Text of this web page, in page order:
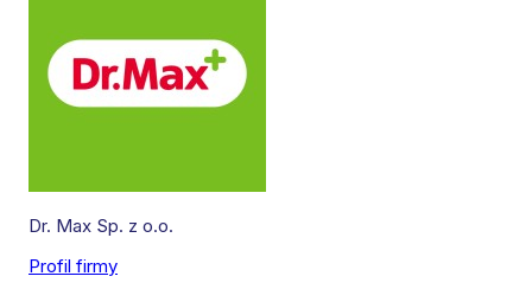
Dr. Max Sp. z o.o.
Profil firmy